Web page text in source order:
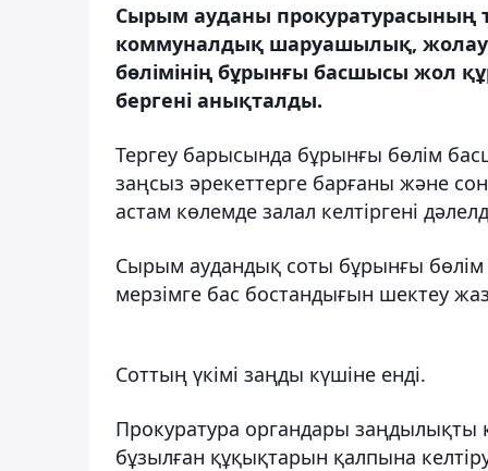
Сырым ауданы прокуратурасының
коммуналдық шаруашылық,
бөлімінің бұрынғы басшысы жол
бергені анықталды.
Тергеу барысында бұрынғы бөлім
заңсыз әрекеттерге барғаны және
астам көлемде залал келтіргені
Сырым аудандық соты бұрынғы
мерзімге бас бостандығын шектеу
Соттың үкімі заңды күшіне енді.
Прокуратура органдары заңдылықты
бұзылған құқықтарын қалпына